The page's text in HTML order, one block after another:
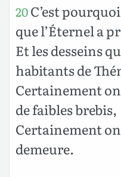
20C’est
que l’Éternel a
Et les desseins
habitants de
Certainement
de faibles brebis,
Certainement
demeure.